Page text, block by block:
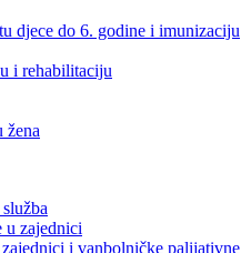
djece do 6. godine i imunizaciju
i rehabilitaciju
žena
u zajednici
i vanbolničke palijativne